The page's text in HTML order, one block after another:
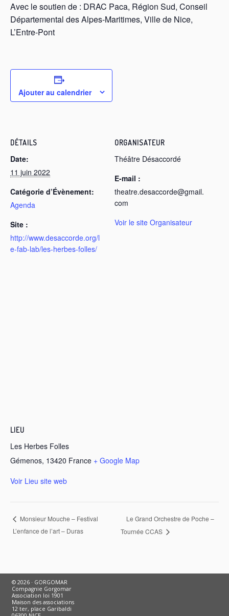
Avec le soutien de : DRAC Paca, Région Sud, Conseil
Départemental des Alpes-Maritimes, Ville de Nice,
L’Entre-Pont
Ajouter au calendrier
DÉTAILS
Date:
11 juin 2022
Catégorie d’Évènement:
Agenda
Site :
http://www.desaccorde.org/l
e-fab-lab/les-herbes-folles/
ORGANISATEUR
Théâtre Désaccordé
E-mail :
theatre.desaccorde@gmail.
com
Voir le site Organisateur
LIEU
Les Herbes Folles
Gémenos, 13420 France + Google Map
Voir Lieu site web
Monsieur Mouche – Festival
L’enfance de l’art – Duras
Le Grand Orchestre de Poche –
Tournée CCAS
© 2026 · GORGOMAR
Compagnie Gorgomar
Association loi 1901
Maison des associations
12 ter, place Garibaldi